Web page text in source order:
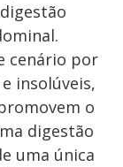
cenário por
insolúveis,
o
digestão
uma única